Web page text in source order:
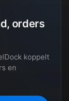
orders
koppelt
en